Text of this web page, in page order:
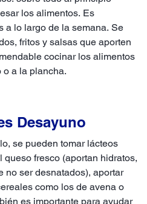
los alimentos. Es
a lo largo de la semana. Se
fritos y salsas que aporten
cocinar los alimentos
o a la plancha.
Desayuno
se pueden tomar lácteos
fresco (aportan hidratos,
no ser desnatados), aportar
como los de avena o
es importante para ayudar